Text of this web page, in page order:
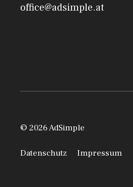
office@adsimple.at
© 2026 AdSimple
Datenschutz Impressum